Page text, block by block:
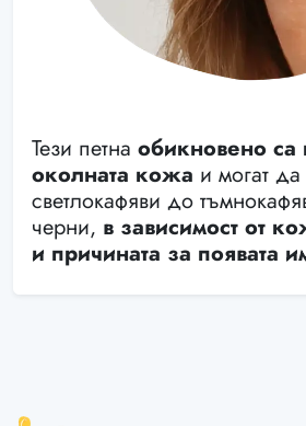
Тези петна обикновено са
околната кожа и могат
светлокафяви до
черни, в зависимост от
и причината за появата